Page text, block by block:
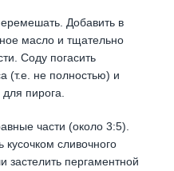
Добавить в
масло и тщательно
Соду погасить
(т.е. не полностью) и
пирога.
части (около 3:5).
сливочного
застелить пергаментной